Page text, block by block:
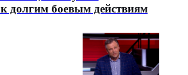
к долгим боевым действиям